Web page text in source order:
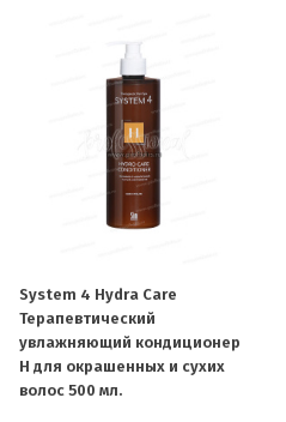
System 4 Hydra Care
Терапевтический
увлажняющий кондиционер
H для окрашенных и сухих
волос 500 мл.
Контактная информация
Доставка